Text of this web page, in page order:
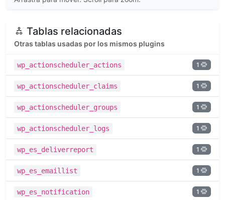
Tablas relacionadas
Otras tablas usadas por los mismos plugins
wp_actionscheduler_actions 1
wp_actionscheduler_claims 1
wp_actionscheduler_groups 1
wp_actionscheduler_logs 1
wp_es_deliverreport 1
wp_es_emaillist 1
wp_es_notification 1